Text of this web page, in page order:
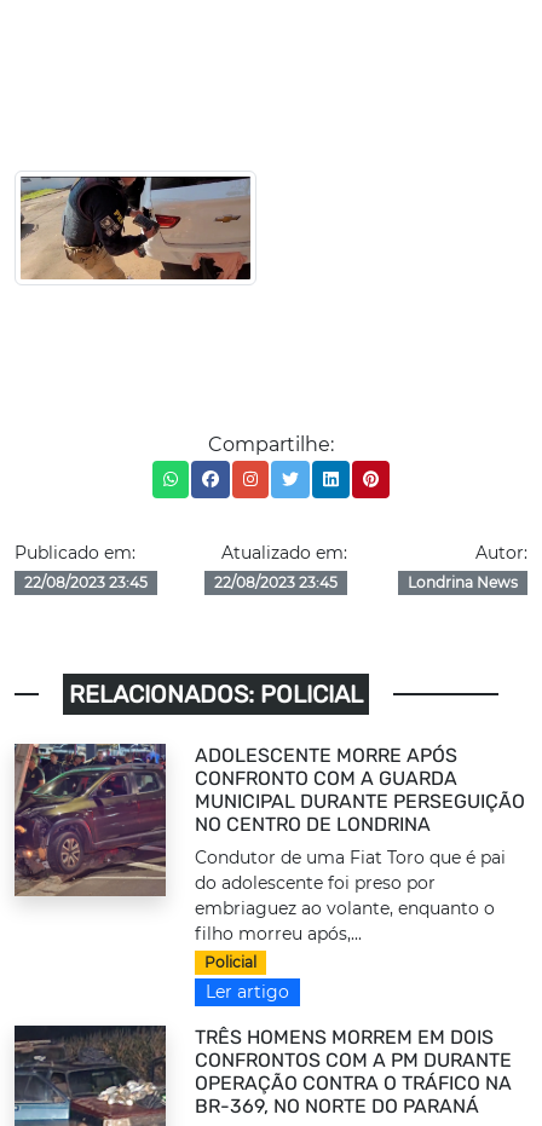
Compartilhe:
Publicado em:
22/08/2023 23:45
Atualizado em:
22/08/2023 23:45
Autor:
Londrina News
RELACIONADOS: POLICIAL
ADOLESCENTE MORRE APÓS
CONFRONTO COM A GUARDA
MUNICIPAL DURANTE PERSEGUIÇÃO
NO CENTRO DE LONDRINA
Condutor de uma Fiat Toro que é pai
do adolescente foi preso por
embriaguez ao volante, enquanto o
filho morreu após,...
Policial
Ler artigo
TRÊS HOMENS MORREM EM DOIS
CONFRONTOS COM A PM DURANTE
OPERAÇÃO CONTRA O TRÁFICO NA
BR-369, NO NORTE DO PARANÁ